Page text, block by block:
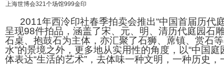
上海世博会321个场馆999金印
2011年西泠印社春季拍卖会推出“中国首届历代庭
呈现98件拍品，涵盖了宋、元、明、清历代庭园石
石桌、抱鼓石为主体，亦汇聚了石狮、蓆镇、赏石
水”的景境之外，更多地从实用性的角度，以“中国
体表达“生活的艺术”，去体味一种文明，一种历史，